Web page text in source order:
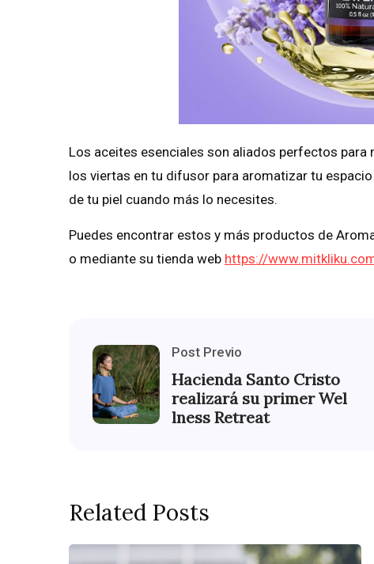
Los aceites esenciales son aliados perfectos
los viertas en tu difusor para aromatizar tu
de tu piel cuando más lo necesites.
Puedes encontrar estos y más productos de
o mediante su tienda web https://
Post Previo
Hacienda Santo Cristo
realizará su primer Wel
lness Retreat
Related Posts